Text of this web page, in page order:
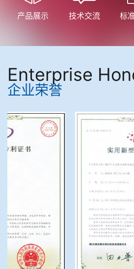
产品展示 技术交流 标
Enterprise
企业荣誉